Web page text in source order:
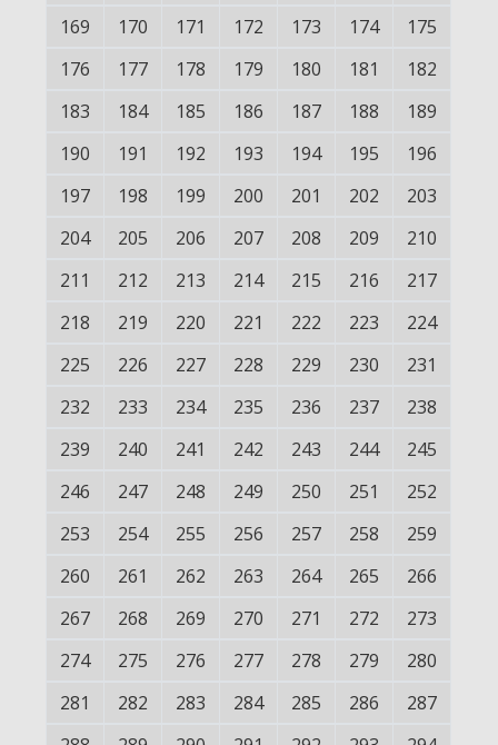
169
170 171 172 173 174
175
176
177 178 179 180 181
182
183
184 185 186 187 188
189
190
191 192 193 194 195
196
197
198 199 200 201 202
203
204
205 206 207 208 209
210
211
212 213 214 215 216
217
218
219 220 221 222 223
224
225
226 227 228 229 230
231
232
233 234 235 236 237
238
239
240 241 242 243 244
245
246
247 248 249 250 251
252
253
254 255 256 257 258
259
260
261 262 263 264 265
266
267
268 269 270 271 272
273
274
275 276 277 278 279
280
281
282 283 284 285 286
287